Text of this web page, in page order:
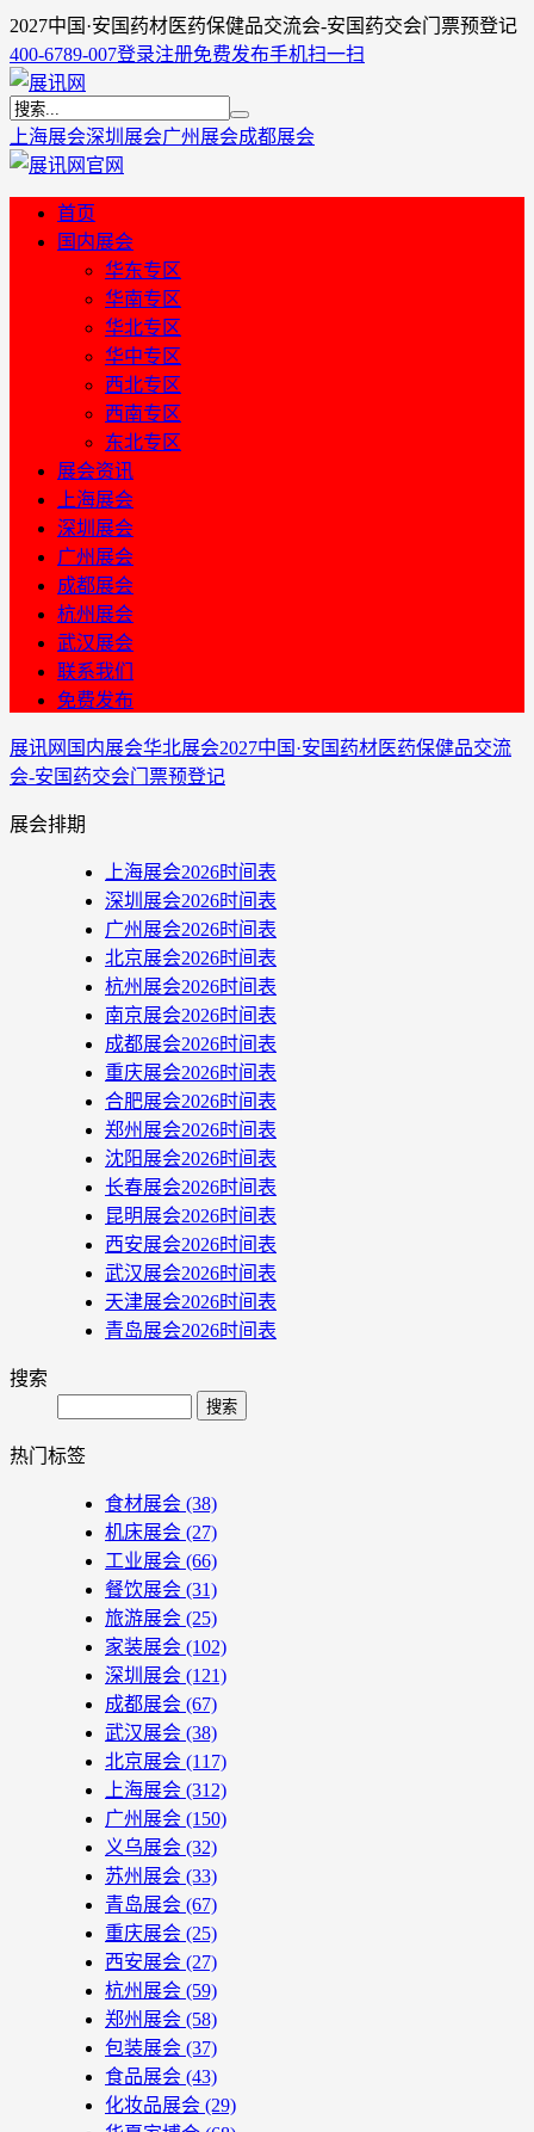
2027中国·安国药材医药保健品交流会-安国药交会门票预登记
400-6789-007登录注册免费发布手机扫一扫
上海展会深圳展会广州展会成都展会
首页
国内展会
华东专区
华南专区
华北专区
华中专区
西北专区
西南专区
东北专区
展会资讯
上海展会
深圳展会
广州展会
成都展会
杭州展会
武汉展会
联系我们
免费发布
展讯网 国内展会华北展会2027中国·安国药材医药保健品交流
会-安国药交会门票预登记
展会排期
上海展会2026时间表
深圳展会2026时间表
广州展会2026时间表
北京展会2026时间表
杭州展会2026时间表
南京展会2026时间表
成都展会2026时间表
重庆展会2026时间表
合肥展会2026时间表
郑州展会2026时间表
沈阳展会2026时间表
长春展会2026时间表
昆明展会2026时间表
西安展会2026时间表
武汉展会2026时间表
天津展会2026时间表
青岛展会2026时间表
搜索
Search
热门标签
食材展会 (38)
机床展会 (27)
工业展会 (66)
餐饮展会 (31)
旅游展会 (25)
家装展会 (102)
深圳展会 (121)
成都展会 (67)
武汉展会 (38)
北京展会 (117)
上海展会 (312)
广州展会 (150)
义乌展会 (32)
苏州展会 (33)
青岛展会 (67)
重庆展会 (25)
西安展会 (27)
杭州展会 (59)
郑州展会 (58)
包装展会 (37)
食品展会 (43)
化妆品展会 (29)